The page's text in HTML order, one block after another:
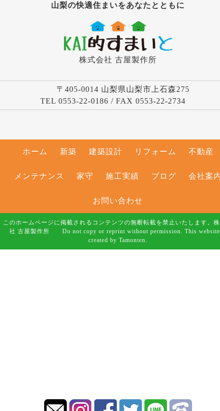
山梨の快適住まいをあなたとともに
株式会社 古屋製作所
〒405-0014 山梨県山梨市上石森275
TEL 0553-22-0186 / FAX 0553-22-2734
ホーム 新築 建築設計 リフォーム 不動産
メンテナンス 家守 施工実績 ブログ 会社案
お問い合わせ
このホームページに掲載されるコンテンツの無断転載を禁止いたします。
社 古屋製作所 Do not copy or reprint without permission. This
created by Tamonten.